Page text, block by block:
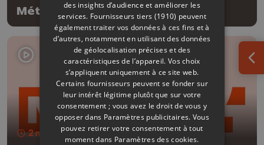
Météo Soir - 05/08/2026
2 min - Publié le 05/08/2026
des insights d’audience et améliorer les
services. Fournisseurs tiers (1910) peuvent
également traiter vos données à ces fins et à
d’autres, notamment en utilisant des données
de géolocalisation précises et des
caractéristiques de l’appareil. Vos choix
s’appliquent uniquement à ce site web.
Certains fournisseurs peuvent se fonder sur
leur intérêt légitime plutôt que sur votre
consentement ; vous avez le droit de vous y
opposer dans Paramètres publicitaires. Vous
pouvez retirer votre consentement à tout
moment dans Paramètres des cookies.